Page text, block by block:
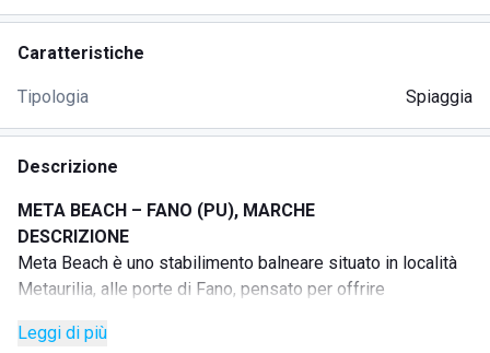
Caratteristiche
Tipologia Spiaggia
Descrizione
META BEACH – FANO (PU), MARCHE
DESCRIZIONE
Meta Beach è uno stabilimento balneare situato in località
Metaurilia, alle porte di Fano, pensato per offrire
La struttura è ideale per famiglie, giovani e per chi desidera
Leggi di più